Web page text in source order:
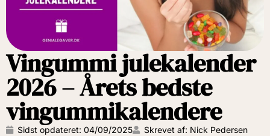
Vingummi julekalender
2026 – Årets bedste
vingummikalendere
Sidst opdateret: 04/09/2025
Skrevet af: Nick Pedersen